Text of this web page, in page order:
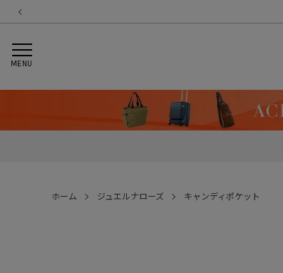
MENU
ホーム ジュエルナローズ キャンディポケット